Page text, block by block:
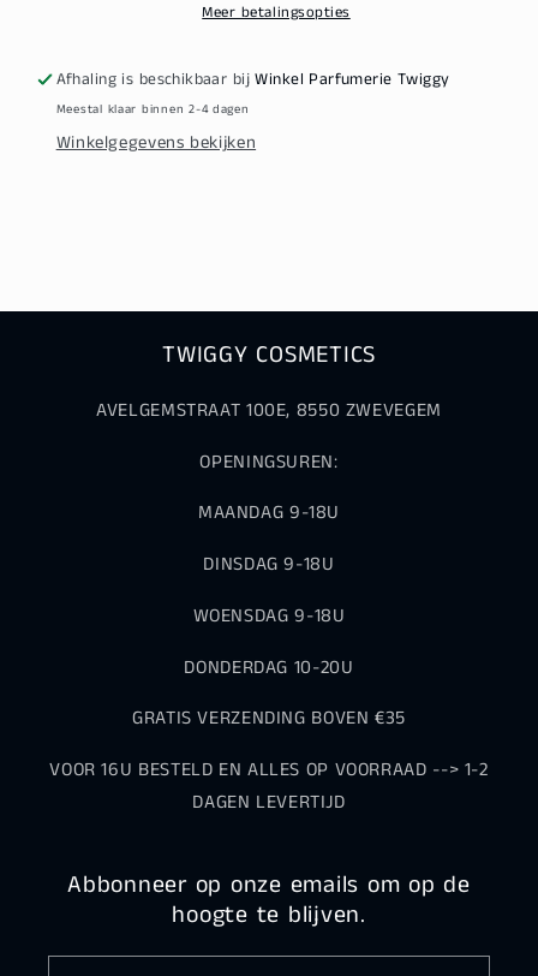
Meer betalingsopties
Afhaling is beschikbaar bijWinkel Parfumerie Twiggy
Meestal klaar binnen 2-4 dagen
Winkelgegevens bekijken
TWIGGY COSMETICS
AVELGEMSTRAAT 100E, 8550 ZWEVEGEM
OPENINGSUREN:
MAANDAG 9-18U
DINSDAG 9-18U
WOENSDAG 9-18U
DONDERDAG 10-20U
GRATIS VERZENDING BOVEN €35
VOOR 16U BESTELD EN ALLES OP VOORRAAD --> 1-2
DAGEN LEVERTIJD
Abbonneer op onze emails om op de
hoogte te blijven.